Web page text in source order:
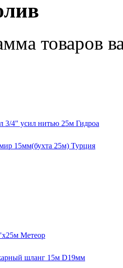
товаров
3/4" усил нитью 25м Гидроа
15мм(бухта 25м) Турция
Метеор
шланг 15м D19мм